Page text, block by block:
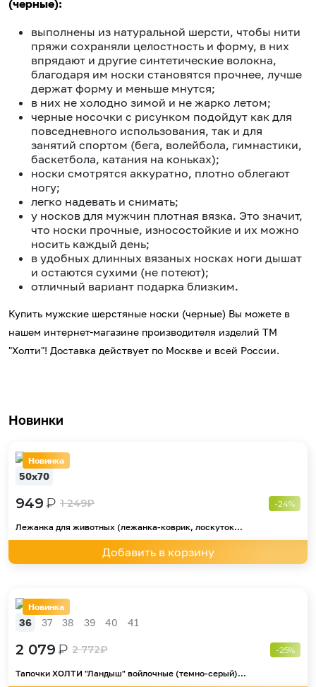
(черные):
выполнены из натуральной шерсти, чтобы нити
пряжи сохраняли целостность и форму, в них
впрядают и другие синтетические волокна,
благодаря им носки становятся прочнее, лучше
держат форму и меньше мнутся;
в них не холодно зимой и не жарко летом;
черные носочки с рисунком подойдут как для
повседневного использования, так и для
занятий спортом (бега, волейбола, гимнастики,
баскетбола, катания на коньках);
носки смотрятся аккуратно, плотно облегают
ногу;
легко надевать и снимать;
у носков для мужчин плотная вязка. Это значит,
что носки прочные, износостойкие и их можно
носить каждый день;
в удобных длинных вязаных носках ноги дышат
и остаются сухими (не потеют);
отличный вариант подарка близким.
Купить мужские шерстяные носки (черные) Вы можете в
нашем интернет-магазине производителя изделий ТМ
"Холти"! Доставка действует по Москве и всей России.
Новинки
Новинка
50х70
949₽ 1 249₽ -24%
Лежанка для животных (лежанка-коврик, лоскуток...
Добавить в корзину
Новинка
36 37 38 39 40 41
2 079₽ 2 772₽ -25%
Тапочки ХОЛТИ "Ландыш" войлочные (темно-серый)...